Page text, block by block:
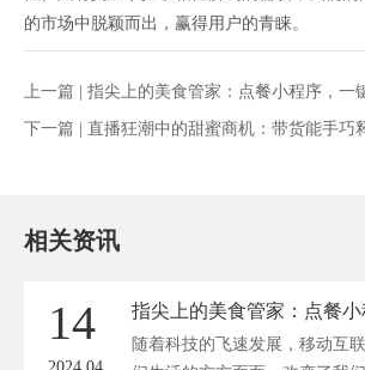
的市场中脱颖而出，赢得用户的青睐。
上一篇 | 指尖上的美食管家：点餐小程序，一
下一篇 | 直播狂潮中的甜蜜商机：带货能手巧
相关资讯
14
随着科技的飞速发展，移动互